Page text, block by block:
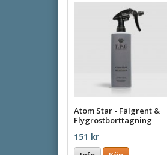
Atom Star - Fälgrent &
Flygrostborttagning
151 kr